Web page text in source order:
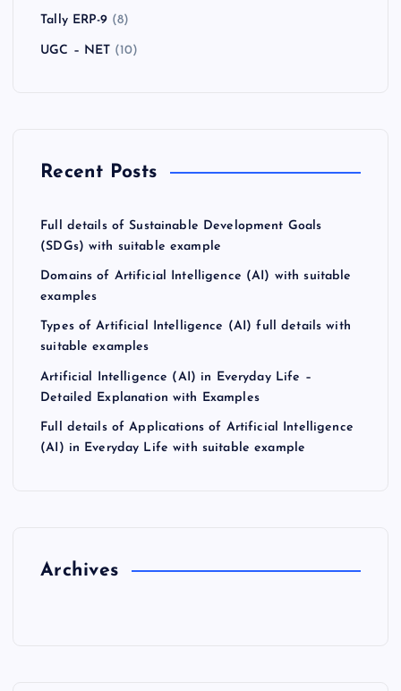
Tally ERP-9 (8)
UGC – NET (10)
Recent Posts
Full details of Sustainable Development Goals
(SDGs) with suitable example
Domains of Artificial Intelligence (AI) with suitable
examples
Types of Artificial Intelligence (AI) full details with
suitable examples
Artificial Intelligence (AI) in Everyday Life –
Detailed Explanation with Examples
Full details of Applications of Artificial Intelligence
(AI) in Everyday Life with suitable example
Archives